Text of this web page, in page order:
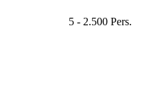
5 - 2.500 Pers.